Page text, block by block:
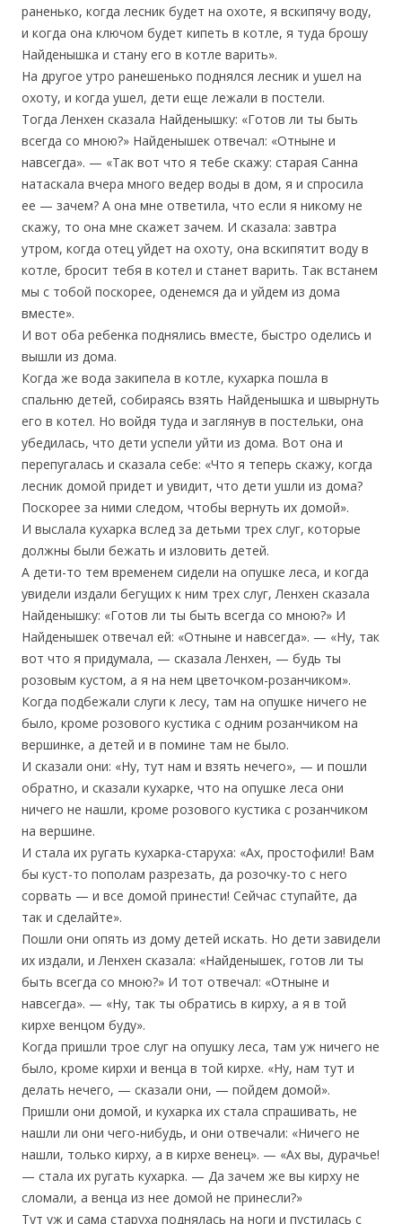
раненько, когда лесник будет на охоте, я вскипячу воду,
и когда она ключом будет кипеть в котле, я туда брошу
Найденышка и стану его в котле варить».
На другое утро ранешенько поднялся лесник и ушел на
охоту, и когда ушел, дети еще лежали в постели.
Тогда Ленхен сказала Найденышку: «Готов ли ты быть
всегда со мною?» Найденышек отвечал: «Отныне и
навсегда». — «Так вот что я тебе скажу: старая Санна
натаскала вчера много ведер воды в дом, я и спросила
ее — зачем? А она мне ответила, что если я никому не
скажу, то она мне скажет зачем. И сказала: завтра
утром, когда отец уйдет на охоту, она вскипятит воду в
котле, бросит тебя в котел и станет варить. Так встанем
мы с тобой поскорее, оденемся да и уйдем из дома
вместе».
И вот оба ребенка поднялись вместе, быстро оделись и
вышли из дома.
Когда же вода закипела в котле, кухарка пошла в
спальню детей, собираясь взять Найденышка и швырнуть
его в котел. Но войдя туда и заглянув в постельки, она
убедилась, что дети успели уйти из дома. Вот она и
перепугалась и сказала себе: «Что я теперь скажу, когда
лесник домой придет и увидит, что дети ушли из дома?
Поскорее за ними следом, чтобы вернуть их домой».
И выслала кухарка вслед за детьми трех слуг, которые
должны были бежать и изловить детей.
А дети-то тем временем сидели на опушке леса, и когда
увидели издали бегущих к ним трех слуг, Ленхен сказала
Найденышку: «Готов ли ты быть всегда со мною?» И
Найденышек отвечал ей: «Отныне и навсегда». — «Ну, так
вот что я придумала, — сказала Ленхен, — будь ты
розовым кустом, а я на нем цветочком-розанчиком».
Когда подбежали слуги к лесу, там на опушке ничего не
было, кроме розового кустика с одним розанчиком на
вершинке, а детей и в помине там не было.
И сказали они: «Ну, тут нам и взять нечего», — и пошли
обратно, и сказали кухарке, что на опушке леса они
ничего не нашли, кроме розового кустика с розанчиком
на вершине.
И стала их ругать кухарка-старуха: «Ах, простофили! Вам
бы куст-то пополам разрезать, да розочку-то с него
сорвать — и все домой принести! Сейчас ступайте, да
так и сделайте».
Пошли они опять из дому детей искать. Но дети завидели
их издали, и Ленхен сказала: «Найденышек, готов ли ты
быть всегда со мною?» И тот отвечал: «Отныне и
навсегда». — «Ну, так ты обратись в кирху, а я в той
кирхе венцом буду».
Когда пришли трое слуг на опушку леса, там уж ничего не
было, кроме кирхи и венца в той кирхе. «Ну, нам тут и
делать нечего, — сказали они, — пойдем домой».
Пришли они домой, и кухарка их стала спрашивать, не
нашли ли они чего-нибудь, и они отвечали: «Ничего не
нашли, только кирху, а в кирхе венец». — «Ах вы, дурачье!
— стала их ругать кухарка. — Да зачем же вы кирху не
сломали, а венца из нее домой не принесли?»
Тут уж и сама старуха поднялась на ноги и пустилась с